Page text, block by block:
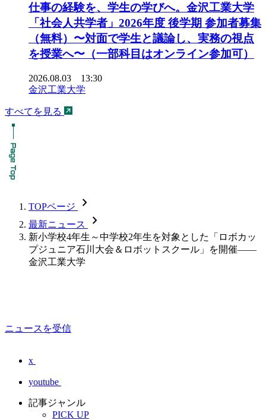
仕事の経験を、学生の学びへ。金沢工業大学
「社会人共学者」2026年度 後学期 参加者募集
（無料）〜対面で学生と議論し、実務の視点
を授業へ〜（一部科目はオンライン参加可）
2026.08.03 13:30
金沢工業大学
すべてを見る
TOPページ chevron_forward
最新ニュース chevron_forward
新小学校4年生～中学校2年生を対象とした「ロボカッ
プジュニア石川大会＆ロボットスクール」を開催――
金沢工業大学
ニュースを受信
x
youtube
記事ジャンル
PICK UP